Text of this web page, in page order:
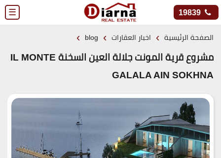
☰ 19839
الصفحة الرئيسية › اخبار العقارات ›
blog
›
مشروع قرية المونت جلالة العين السخنة IL MONTE
GALALA AIN SOKHNA